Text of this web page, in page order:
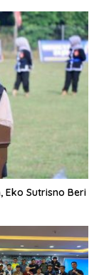
Eko Sutrisno Beri